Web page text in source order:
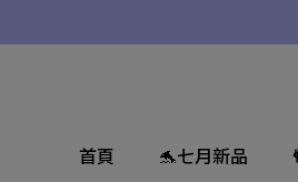
首頁 🐬七月新品